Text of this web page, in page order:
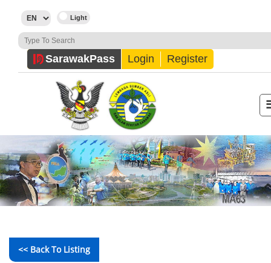
SarawakPass Login Register
<< Back To Listing